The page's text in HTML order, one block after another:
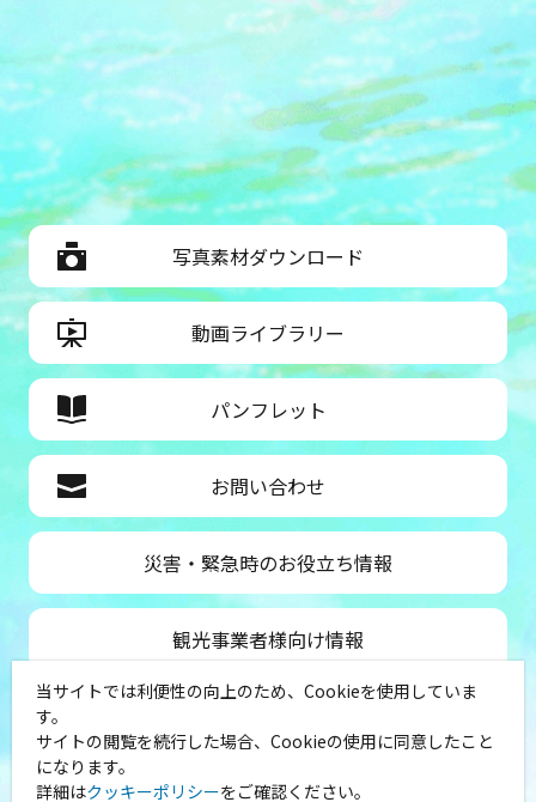
写真素材ダウンロード
動画ライブラリー
パンフレット
お問い合わせ
災害・緊急時のお役立ち情報
観光事業者様向け情報
公益社団法人神奈川県観光協会
〒231-8521
神奈川県横浜市中区山下町１
当サイトでは利便性の向上のため、Cookieを使用していま
す。
サイトの閲覧を続行した場合、Cookieの使用に同意したこと
になります。
詳細はクッキーポリシーをご確認ください。